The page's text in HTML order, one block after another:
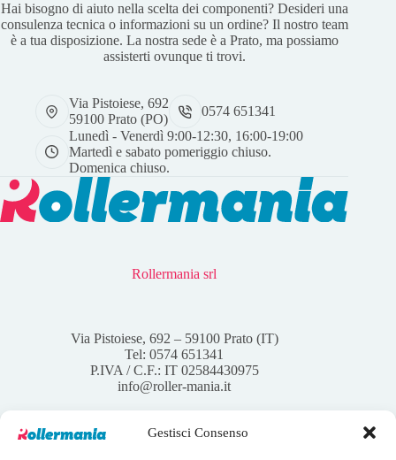
Gestisci Consenso
Hai bisogno di aiuto nella scelta dei componenti? Desideri una
consulenza tecnica o informazioni su un ordine? Il nostro team
è a tua disposizione. La nostra sede è a Prato, ma possiamo
assisterti ovunque ti trovi.
Via Pistoiese, 692
59100 Prato (PO)
0574 651341
Lunedì - Venerdì 9:00-12:30, 16:00-19:00
Martedì e sabato pomeriggio chiuso.
Domenica chiuso.
Rollermania srl
Via Pistoiese, 692 – 59100 Prato (IT)
Tel: 0574 651341
P.IVA / C.F.: IT 02584430975
info@roller-mania.it